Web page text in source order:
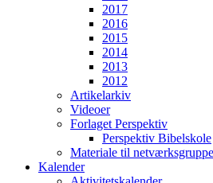
2017
2016
2015
2014
2013
2012
Artikelarkiv
Videoer
Forlaget Perspektiv
Perspektiv Bibelskole
Materiale til
Kalender